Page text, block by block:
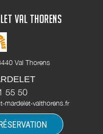
VAL THORENS
Val Thorens
55 50
mardelet-valthorens.fr